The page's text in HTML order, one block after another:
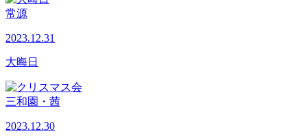
常源
2023.12.31
大晦日
三和園・茜
2023.12.30